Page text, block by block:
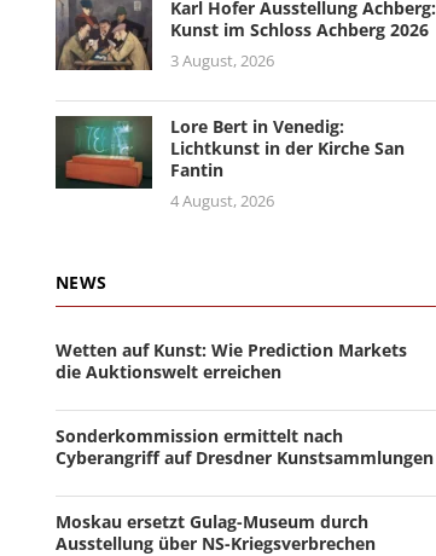
Karl Hofer Ausstellung Achberg:
Kunst im Schloss Achberg 2026
3 August, 2026
Lore Bert in Venedig:
Lichtkunst in der Kirche San
Fantin
4 August, 2026
NEWS
Wetten auf Kunst: Wie Prediction Markets
die Auktionswelt erreichen
Sonderkommission ermittelt nach
Cyberangriff auf Dresdner Kunstsammlungen
Moskau ersetzt Gulag-Museum durch
Ausstellung über NS-Kriegsverbrechen